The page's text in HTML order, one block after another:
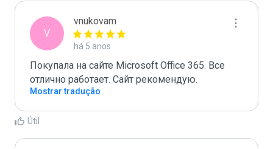
V
vnukovam
há 5 anos
Покупала на сайте Microsoft Office 365. Все
отлично работает. Сайт рекомендую.
Mostrar tradução
Útil